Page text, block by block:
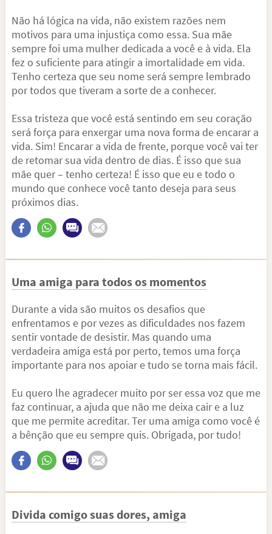
Não há lógica na vida, não existem razões nem
motivos para uma injustiça como essa. Sua mãe
sempre foi uma mulher dedicada a você e à vida. Ela
fez o suficiente para atingir a imortalidade em vida.
Tenho certeza que seu nome será sempre lembrado
por todos que tiveram a sorte de a conhecer.
Essa tristeza que você está sentindo em seu coração
será força para enxergar uma nova forma de encarar a
vida. Sim! Encarar a vida de frente, porque você vai ter
de retomar sua vida dentro de dias. É isso que sua
mãe quer – tenho certeza! É isso que eu e todo o
mundo que conhece você tanto deseja para seus
próximos dias.
Uma amiga para todos os momentos
Durante a vida são muitos os desafios que
enfrentamos e por vezes as dificuldades nos fazem
sentir vontade de desistir. Mas quando uma
verdadeira amiga está por perto, temos uma força
importante para nos apoiar e tudo se torna mais fácil.
Eu quero lhe agradecer muito por ser essa voz que me
faz continuar, a ajuda que não me deixa cair e a luz
que me permite acreditar. Ter uma amiga como você é
a bênção que eu sempre quis. Obrigada, por tudo!
Divida comigo suas dores, amiga